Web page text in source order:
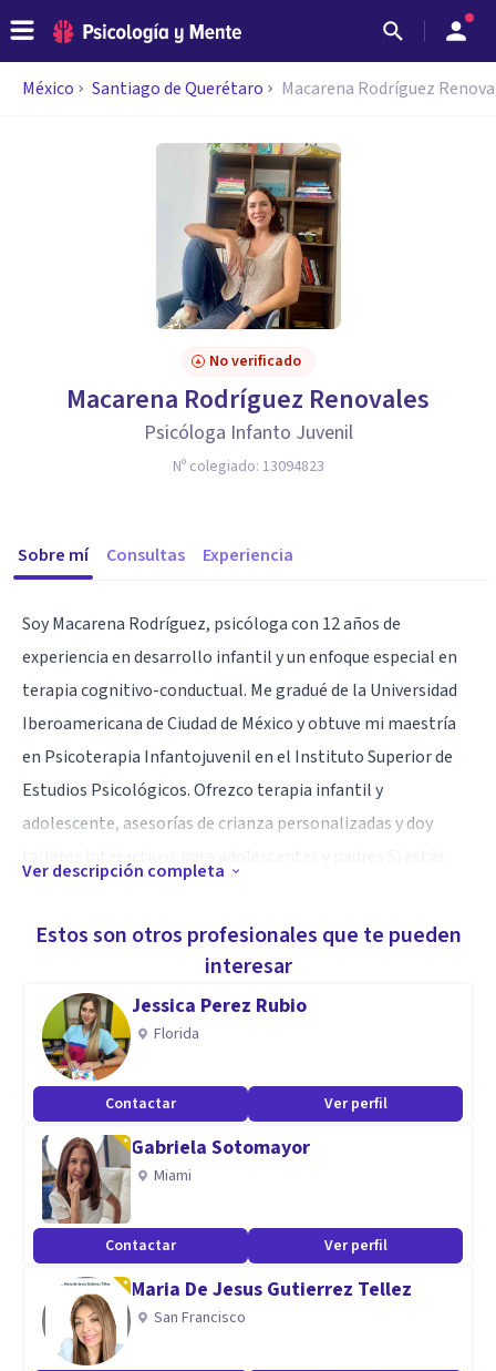
México Santiago de Querétaro Macarena Rodríguez
No verificado
Macarena Rodríguez Renovales
Psicóloga Infanto Juvenil
Nº colegiado: 13094823
Sobre mí Consultas Experiencia
Soy Macarena Rodríguez, psicóloga con 12 años de
experiencia en desarrollo infantil y un enfoque especial en
terapia cognitivo-conductual. Me gradué de la Universidad
Iberoamericana de Ciudad de México y obtuve mi maestría
en Psicoterapia Infantojuvenil en el Instituto Superior de
Estudios Psicológicos. Ofrezco terapia infantil y
adolescente, asesorías de crianza personalizadas y doy
desarrollo emocional de tus hijos, estoy aquí para ayudarte.
Ver descripción completa
Estos son otros profesionales que te pueden
interesar
Jessica Perez Rubio
Florida
Contactar Ver perfil
Gabriela Sotomayor
Miami
Contactar Ver perfil
Maria De Jesus Gutierrez Tellez
San Francisco